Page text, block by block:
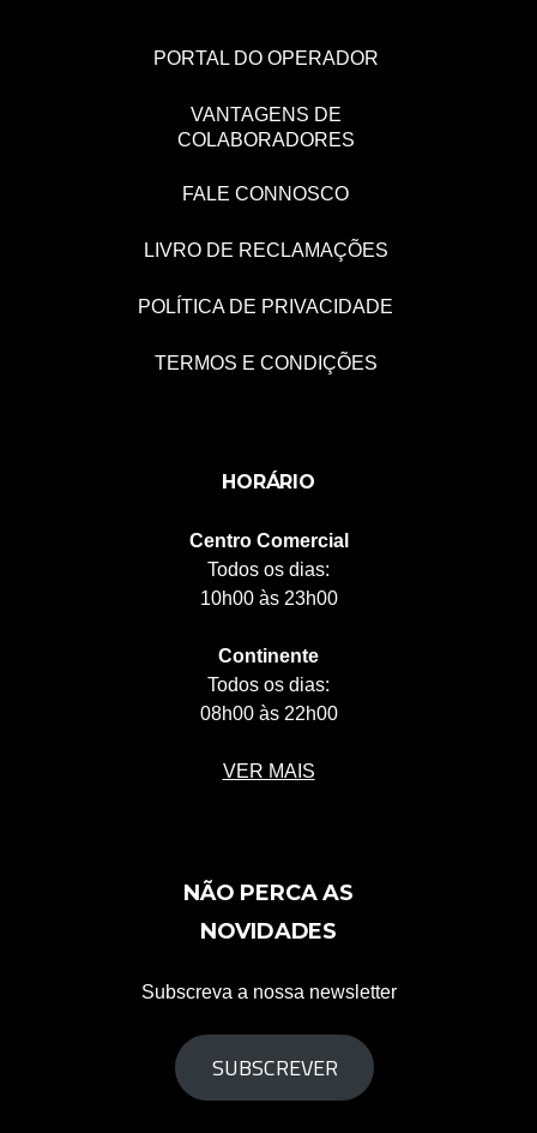
PORTAL DO OPERADOR
VANTAGENS DE
COLABORADORES
FALE CONNOSCO
LIVRO DE RECLAMAÇÕES
POLÍTICA DE PRIVACIDADE
TERMOS E CONDIÇÕES
HORÁRIO
Centro Comercial
Todos os dias:
10h00 às 23h00
Continente
Todos os dias:
08h00 às 22h00
VER MAIS
NÃO PERCA AS
NOVIDADES
Subscreva a nossa newsletter
SUBSCREVER